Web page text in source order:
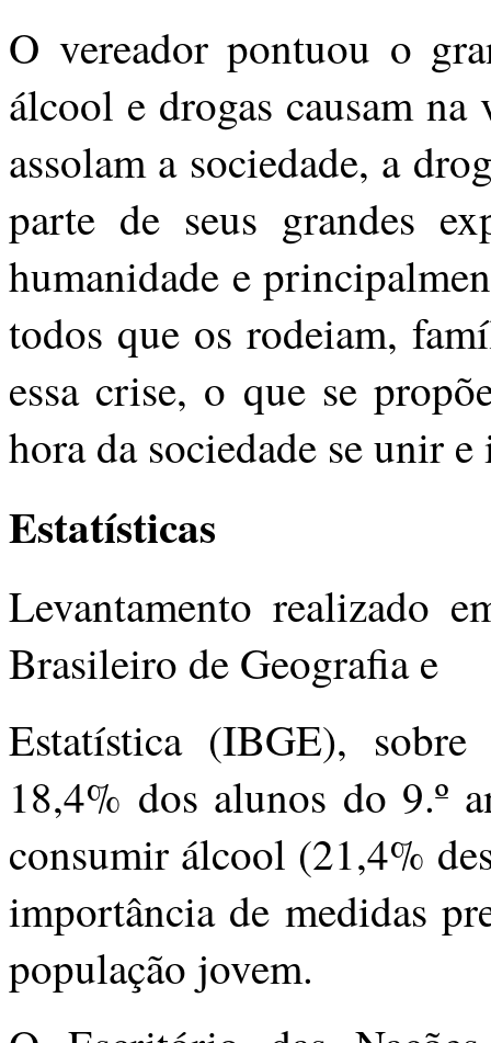
O vereador pontuou o
álcool e drogas causam
assolam a sociedade, a
parte de seus grandes
humanidade e
todos que os rodeiam,
essa crise, o que se
hora da sociedade se unir
Estatísticas
Levantamento realizado
Brasileiro de Geografia e
Estatística (IBGE),
18,4% dos alunos do 9.º
consumir álcool (21,4%
importância de medidas
população jovem.